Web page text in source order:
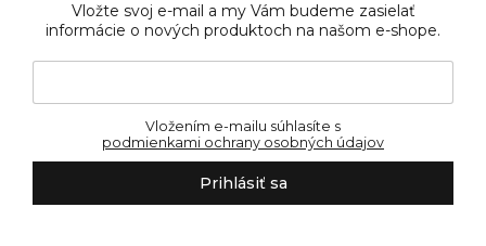
Vložte svoj e-mail a my Vám budeme zasielať
informácie o nových produktoch na našom e-shope.
podmienkami ochrany osobných údajov
Prihlásiť sa